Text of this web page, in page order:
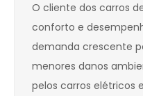
O cliente dos carros
conforto e
demanda crescente
menores danos
pelos carros elétricos